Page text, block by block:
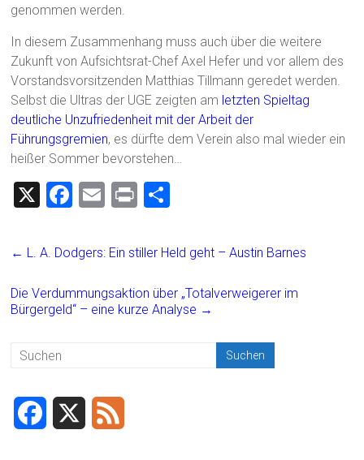
genommen werden.
In diesem Zusammenhang muss auch über die weitere
Zukunft von Aufsichtsrat-Chef Axel Hefer und vor allem des
Vorstandsvorsitzenden Matthias Tillmann geredet werden.
Selbst die Ultras der UGE zeigten am letzten Spieltag
deutliche Unzufriedenheit mit der Arbeit der
Führungsgremien, es dürfte dem Verein also mal wieder ein
heißer Sommer bevorstehen…
X
F
ce
o
E
ai
Pr
t
e
← L. A. Dodgers: Ein stiller Held geht – Austin Barnes
Die Verdummungsaktion über „Totalverweigerer im
Bürgergeld“ – eine kurze Analyse →